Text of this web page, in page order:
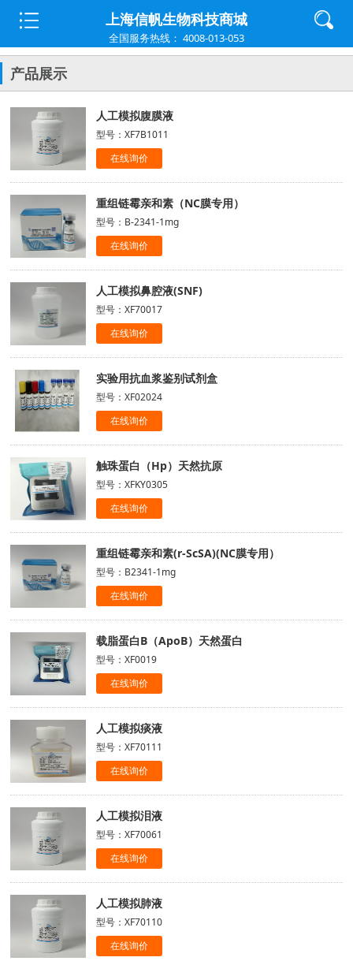
上海信帆生物科技商城
全国服务热线： 4008-013-053
产品展示
人工模拟腹膜液
型号：XF7B1011
在线询价
重组链霉亲和素（NC膜专用）
型号：B-2341-1mg
在线询价
人工模拟鼻腔液(SNF)
型号：XF70017
在线询价
实验用抗血浆鉴别试剂盒
型号：XF02024
在线询价
触珠蛋白（Hp）天然抗原
型号：XFKY0305
在线询价
重组链霉亲和素(r-ScSA)(NC膜专用）
型号：B2341-1mg
在线询价
载脂蛋白B（ApoB）天然蛋白
型号：XF0019
在线询价
人工模拟痰液
型号：XF70111
在线询价
人工模拟泪液
型号：XF70061
在线询价
人工模拟肺液
型号：XF70110
在线询价